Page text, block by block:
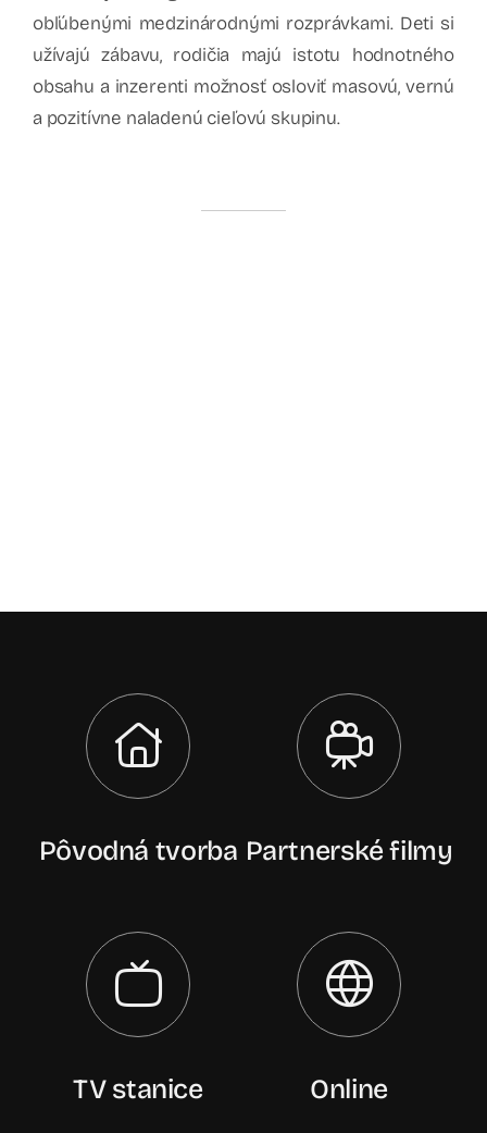
obľúbenými medzinárodnými rozprávkami. Deti si
užívajú zábavu, rodičia majú istotu hodnotného
obsahu a inzerenti možnosť osloviť masovú, vernú
a pozitívne naladenú cieľovú skupinu.
Pôvodná tvorba Partnerské filmy
TV stanice Online